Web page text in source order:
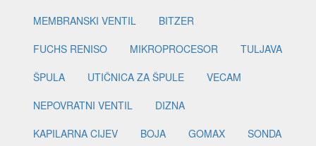
MEMBRANSKI VENTIL
BITZER
FUCHS RENISO
MIKROPROCESOR
TULJAVA
ŠPULA
UTIČNICA ZA ŠPULE
VECAM
NEPOVRATNI VENTIL
DIZNA
KAPILARNA CIJEV
BOJA GOMAX SONDA